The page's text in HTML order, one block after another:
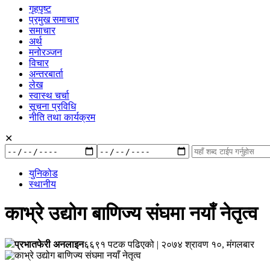
गृहपृष्ट
प्रमुख समाचार
समाचार
अर्थ
मनोरञ्जन
विचार
अन्तरबार्ता
लेख
स्वास्थ चर्चा
सूचना प्रविधि
नीति तथा कार्यक्रम
✕
अनुसार:
युनिकोड
स्थानीय
काभ्रे उद्योग बाणिज्य संघमा नयाँ नेतृत्व
प्रभातफेरी अनलाइन६६९१ पटक पढिएको | २०७४ श्रावण १०, मंगलबार